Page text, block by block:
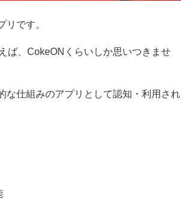
です。
ば、CokeONくらいしか思いつきませ
な仕組みのアプリとして認知・利用され